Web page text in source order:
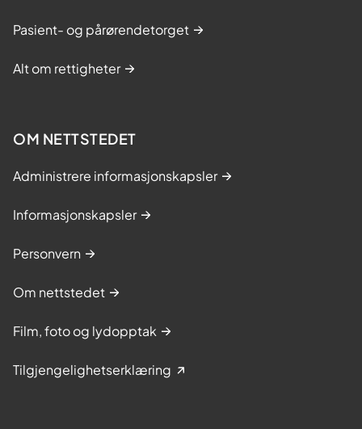
Pasient- og pårørendetorget
Alt om rettigheter
OM NETTSTEDET
Administrere informasjonskapsler
Informasjonskapsler
Personvern
Om nettstedet
Film, foto og lydopptak
Tilgjengelighetserklæring